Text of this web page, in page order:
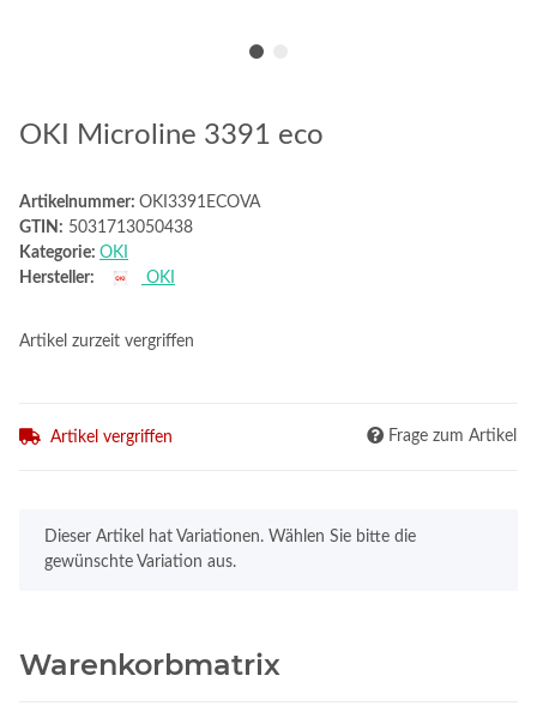
OKI Microline 3391 eco
Artikelnummer: OKI3391ECOVA
GTIN: 5031713050438
Kategorie: OKI
Hersteller:
OKI
Artikel zurzeit vergriffen
Artikel vergriffen Frage zum Artikel
xDieser Artikel hat Variationen. Wählen Sie bitte die
gewünschte Variation aus.
Warenkorbmatrix